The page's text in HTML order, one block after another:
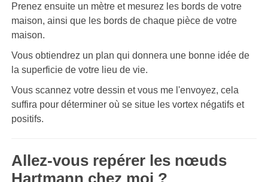
Prenez ensuite un mètre et mesurez les bords de votre
maison, ainsi que les bords de chaque pièce de votre
maison.
Vous obtiendrez un plan qui donnera une bonne idée de
la superficie de votre lieu de vie.
Vous scannez votre dessin et vous me l'envoyez, cela
suffira pour déterminer où se situe les vortex négatifs et
positifs.
Allez-vous repérer les nœuds
Hartmann chez moi ?